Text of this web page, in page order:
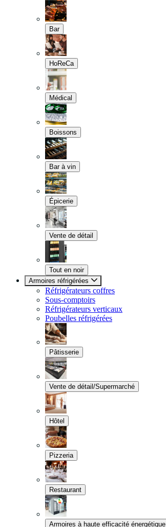
Bar
HoReCa
Médical
Boissons
Bar à vin
Épicerie
Vente de détail
Tout en noir
Armoires réfrigérées
Réfrigérateurs coffres
Sous-comptoirs
Réfrigérateurs verticaux
Poubelles réfrigérées
Pâtisserie
Vente de détail/Supermarché
Hôtel
Pizzeria
Restaurant
Armoires à haute efficacité énergétique